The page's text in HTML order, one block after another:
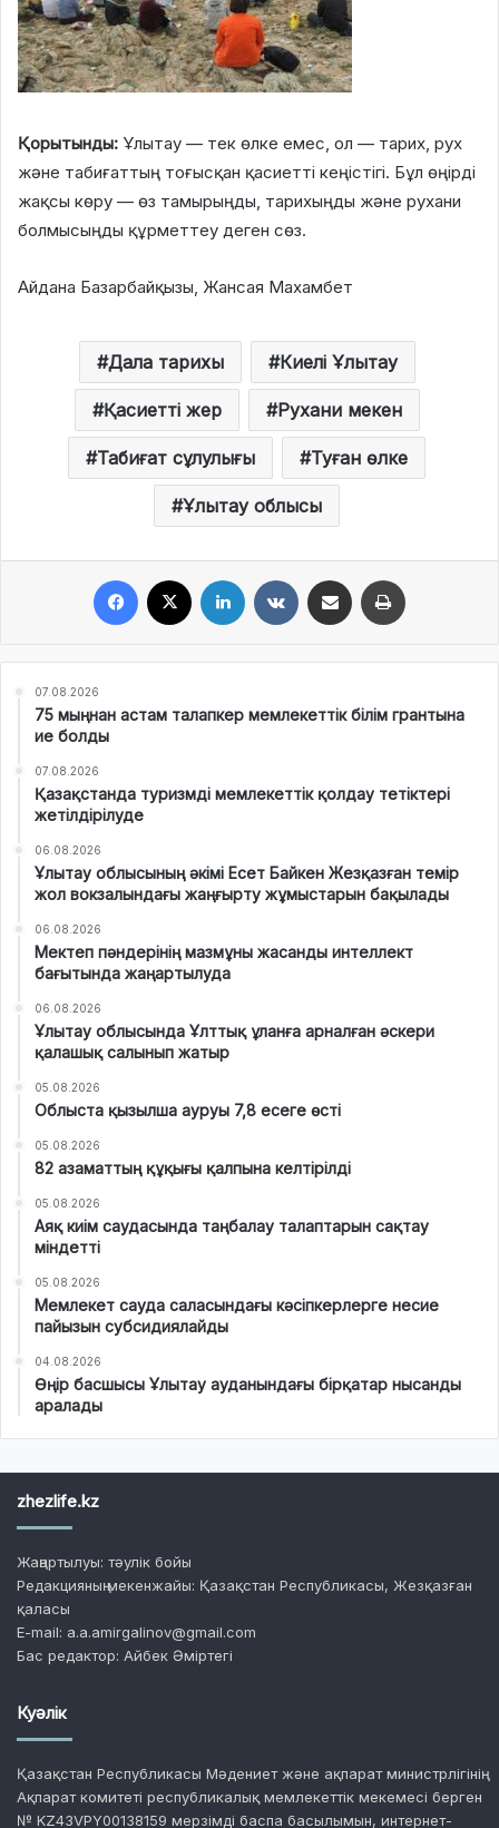
Қорытынды: Ұлытау — тек өлке емес, ол — тарих, рух
және табиғаттың тоғысқан қасиетті кеңістігі. Бұл өңірді
жақсы көру — өз тамырыңды, тарихыңды және рухани
болмысыңды құрметтеу деген сөз.
Айдана Базарбайқызы, Жансая Махамбет
Дала тарихы Киелі Ұлытау
Қасиетті жер Рухани мекен
Табиғат сұлулығы Туған өлке
Ұлытау облысы
07.08.2026
75 мыңнан астам талапкер мемлекеттік білім грантына
ие болды
07.08.2026
Қазақстанда туризмді мемлекеттік қолдау тетіктері
жетілдірілуде
06.08.2026
Ұлытау облысының әкімі Есет Байкен Жезқазған темір
жол вокзалындағы жаңғырту жұмыстарын бақылады
06.08.2026
Мектеп пәндерінің мазмұны жасанды интеллект
бағытында жаңартылуда
06.08.2026
Ұлытау облысында Ұлттық ұланға арналған әскери
қалашық салынып жатыр
05.08.2026
Облыста қызылша ауруы 7,8 есеге өсті
05.08.2026
82 азаматтың құқығы қалпына келтірілді
05.08.2026
Аяқ киім саудасында таңбалау талаптарын сақтау
міндетті
05.08.2026
Мемлекет сауда саласындағы кәсіпкерлерге несие
пайызын субсидиялайды
04.08.2026
Өңір басшысы Ұлытау ауданындағы бірқатар нысанды
аралады
zhezlife.kz
Жаңартылуы: тәулік бойы
Редакцияның мекенжайы: Қазақстан Республикасы, Жезқазған
қаласы
E-mail: a.a.amirgalinov@gmail.com
Бас редактор: Айбек Әміртегі
Куәлік
Қазақстан Республикасы Мәдениет және ақпарат министрлігінің
Ақпарат комитеті республикалық мемлекеттік мекемесі берген
№ KZ43VPY00138159 мерзімді баспа басылымын, интернет-